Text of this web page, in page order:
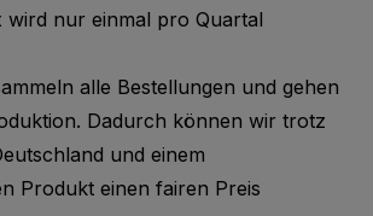
wird nur einmal pro Quartal
alle Bestellungen und gehen
Dadurch können wir trotz
und einem
Produkt einen fairen Preis